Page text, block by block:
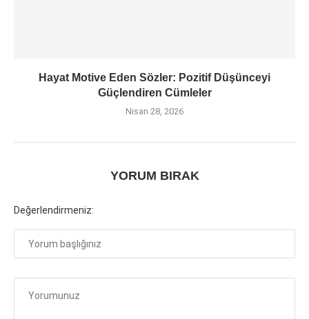
Hayat Motive Eden Sözler: Pozitif Düşünceyi
Güçlendiren Cümleler
Nisan 28, 2026
YORUM BIRAK
Değerlendirmeniz: